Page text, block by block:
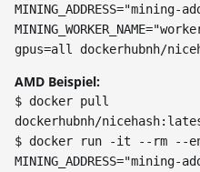
MINING_ADDRESS="mining-
gpus=all dockerhubnh/
AMD Beispiel:
$ docker pull
dockerhubnh/
$ docker run -it --rm --
MINING_ADDRESS="mining-